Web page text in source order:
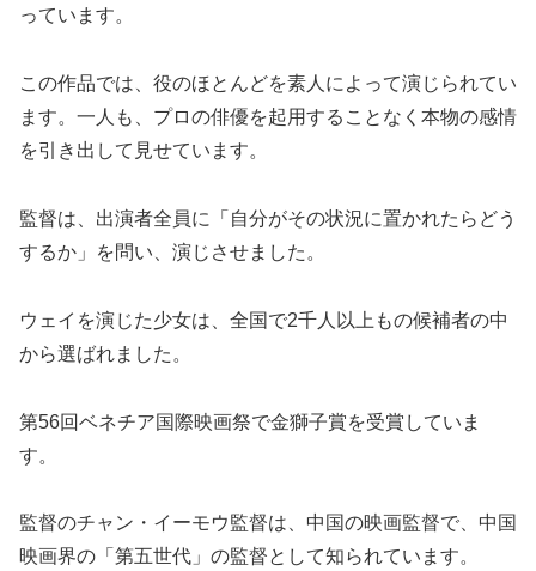
っています。
この作品では、役のほとんどを素人によって演じられてい
ます。一人も、プロの俳優を起用することなく本物の感情
を引き出して見せています。
監督は、出演者全員に「自分がその状況に置かれたらどう
するか」を問い、演じさせました。
ウェイを演じた少女は、全国で2千人以上もの候補者の中
から選ばれました。
第56回ベネチア国際映画祭で金獅子賞を受賞していま
す。
監督のチャン・イーモウ監督は、中国の映画監督で、中国
映画界の「第五世代」の監督として知られています。